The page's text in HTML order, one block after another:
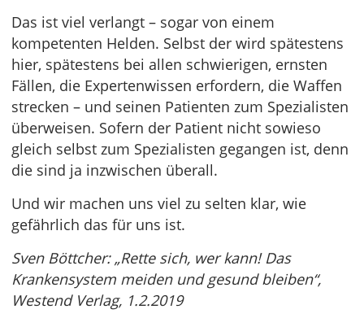
Das ist viel verlangt – sogar von einem
kompetenten Helden. Selbst der wird spätestens
hier, spätestens bei allen schwierigen, ernsten
Fällen, die Expertenwissen erfordern, die Waffen
strecken – und seinen Patienten zum Spezialisten
überweisen. Sofern der Patient nicht sowieso
gleich selbst zum Spezialisten gegangen ist, denn
die sind ja inzwischen überall.
Und wir machen uns viel zu selten klar, wie
gefährlich das für uns ist.
Sven Böttcher: „Rette sich, wer kann! Das
Krankensystem meiden und gesund bleiben“,
Westend Verlag, 1.2.2019